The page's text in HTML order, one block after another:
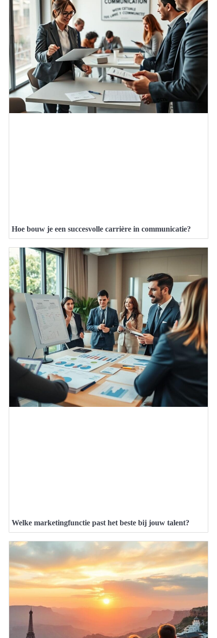
Hoe bouw je een succesvolle carrière in communicatie?
Welke marketingfunctie past het beste bij jouw talent?